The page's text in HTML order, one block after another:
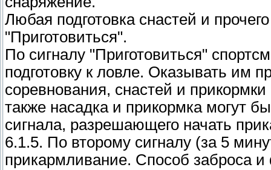
Любая подготовка снастей и
"Приготовиться".
По сигналу "Приготовиться"
подготовку к ловле. Оказывать им
соревнования, снастей и
также насадка и прикормка могут
сигнала, разрешающего начать
6.1.5. По второму сигналу (за 5
прикармливание. Способ заброса